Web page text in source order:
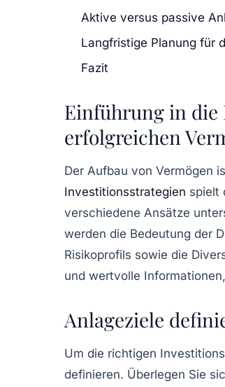
Aktive versus passive
Langfristige Planung für
Fazit
Einführung in die
erfolgreichen
Der Aufbau von Vermögen
Investitionsstrategien spielt
verschiedene Ansätze
werden die Bedeutung der
Risikoprofils sowie die
und wertvolle
Anlageziele
Um die richtigen
definieren. Überlegen Sie